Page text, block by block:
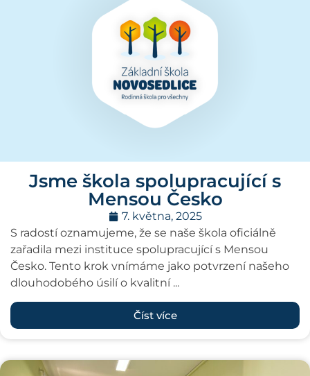
Jsme škola spolupracující s
Mensou Česko
7. května, 2025
S radostí oznamujeme, že se naše škola oficiálně
zařadila mezi instituce spolupracující s Mensou
Česko. Tento krok vnímáme jako potvrzení našeho
dlouhodobého úsilí o kvalitní ...
Číst více